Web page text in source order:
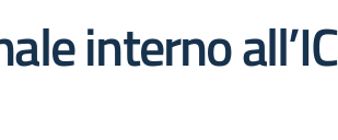
interno all’IC